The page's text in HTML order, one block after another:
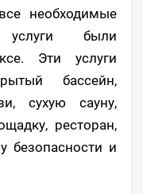
необходимые
услуги были
Эти услуги
бассейн,
сухую сауну,
ресторан,
безопасности и